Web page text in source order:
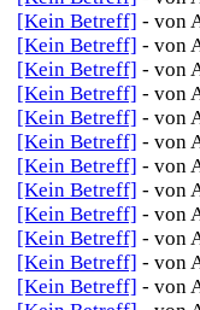
[Kein Betreff] - von
[Kein Betreff] - von
[Kein Betreff] - von
[Kein Betreff] - von
[Kein Betreff] - von
[Kein Betreff] - von
[Kein Betreff] - von
[Kein Betreff] - von
[Kein Betreff] - von
[Kein Betreff] - von
[Kein Betreff] - von
[Kein Betreff] - von